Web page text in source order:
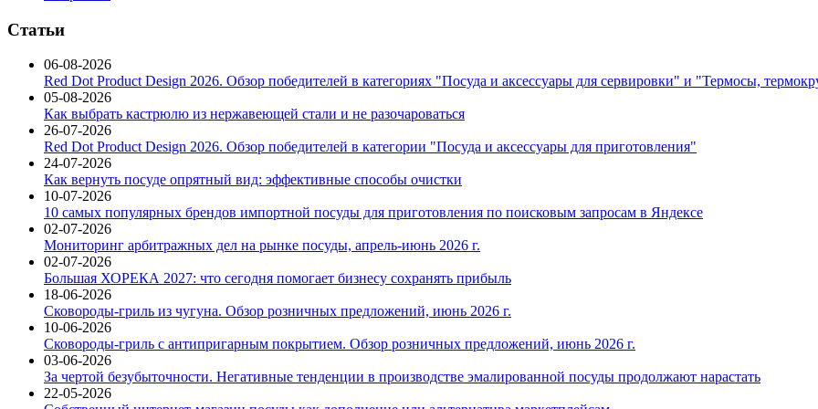
Статьи
06-08-2026
Red Dot Product Design 2026. Обзор победителей в категориях "Посуда и аксессуары для сервировки" и "Термосы,
05-08-2026
Как выбрать кастрюлю из нержавеющей стали и не разочароваться
26-07-2026
Red Dot Product Design 2026. Обзор победителей в категории "Посуда и аксессуары для приготовления"
24-07-2026
Как вернуть посуде опрятный вид: эффективные способы очистки
10-07-2026
10 самых популярных брендов импортной посуды для приготовления по поисковым запросам в Яндексе
02-07-2026
Мониторинг арбитражных дел на рынке посуды, апрель-июнь 2026 г.
02-07-2026
Большая ХОРЕКА 2027: что сегодня помогает бизнесу сохранять прибыль
18-06-2026
Сковороды-гриль из чугуна. Обзор розничных предложений, июнь 2026 г.
10-06-2026
Сковороды-гриль с антипригарным покрытием. Обзор розничных предложений, июнь 2026 г.
03-06-2026
За чертой безубыточности. Негативные тенденции в производстве эмалированной посуды продолжают нарастать
22-05-2026